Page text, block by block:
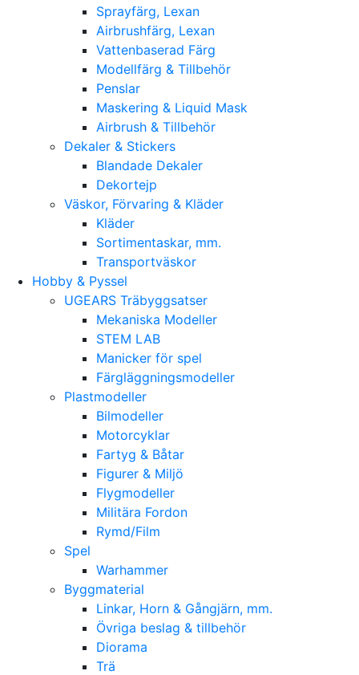
Sprayfärg, Lexan
Airbrushfärg, Lexan
Vattenbaserad Färg
Modellfärg & Tillbehör
Penslar
Maskering & Liquid Mask
Airbrush & Tillbehör
Dekaler & Stickers
Blandade Dekaler
Dekortejp
Väskor, Förvaring & Kläder
Kläder
Sortimentaskar, mm.
Transportväskor
Hobby & Pyssel
UGEARS Träbyggsatser
Mekaniska Modeller
STEM LAB
Manicker för spel
Färgläggningsmodeller
Plastmodeller
Bilmodeller
Motorcyklar
Fartyg & Båtar
Figurer & Miljö
Flygmodeller
Militära Fordon
Rymd/Film
Spel
Warhammer
Byggmaterial
Linkar, Horn & Gångjärn, mm.
Övriga beslag & tillbehör
Diorama
Trä